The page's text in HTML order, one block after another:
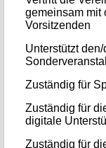
gemeinsam mit
Vorsitzenden
Unterstützt
Zuständig für
Zuständig für
digitale
Zuständig für